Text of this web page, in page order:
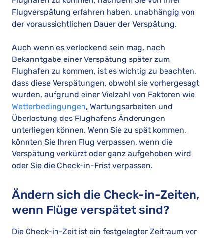
Flugverspätung erfahren haben, unabhängig von
der voraussichtlichen Dauer der Verspätung.
Auch wenn es verlockend sein mag, nach
Bekanntgabe einer Verspätung später zum
Flughafen zu kommen, ist es wichtig zu beachten,
dass diese Verspätungen, obwohl sie vorhergesagt
wurden, aufgrund einer Vielzahl von Faktoren wie
Wetterbedingungen, Wartungsarbeiten und
Überlastung des Flughafens Änderungen
unterliegen können. Wenn Sie zu spät kommen,
könnten Sie Ihren Flug verpassen, wenn die
Verspätung verkürzt oder ganz aufgehoben wird
oder Sie die Check-in-Frist verpassen.
Ändern sich die Check-in-Zeiten,
wenn Flüge verspätet sind?
Die Check-in-Zeit ist ein festgelegter Zeitraum vor